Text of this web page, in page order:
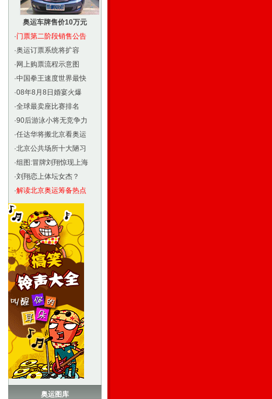
奥运车牌售价10万元
·门票第二阶段销售公告
·奥运订票系统将扩容
· 网上购票流程示意图
·中国拳王速度世界最快
·08年8月8日婚宴火爆
·全球最卖座比赛排名
·90后游泳小将无竞争力
·任达华将搬北京看奥运
·北京公共场所十大陋习
·组图:冒牌刘翔惊现上海
·刘翔恋上体坛女杰？
·解读北京奥运筹备热点
奥运图库